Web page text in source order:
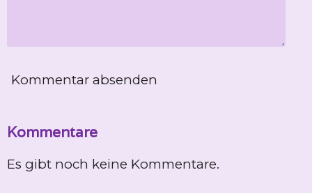
Kommentar absenden
Kommentare
Es gibt noch keine Kommentare.